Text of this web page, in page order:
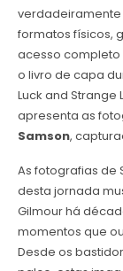
verdadeiramente
formatos físicos,
acesso completo
o livro de capa
Luck and Strange
apresenta as
Samson,
As fotografias de
desta jornada
Gilmour há
momentos que
Desde os